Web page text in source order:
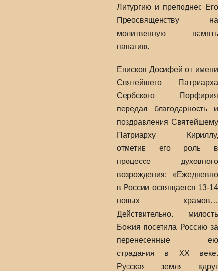
Литургию и преподнес Его
Преосвященству на
молитвенную память
панагию.
Епископ Досифей от имени
Святейшего Патриарха
Сербского Порфирия
передал благодарность и
поздравления Святейшему
Патриарху Кириллу,
отметив его роль в
процессе духовного
возрождения: «Ежедневно
в России освящается 13-14
новых храмов…
Действительно, милость
Божия посетила Россию за
перенесенные ею
страдания в ХХ веке.
Русская земля вдруг